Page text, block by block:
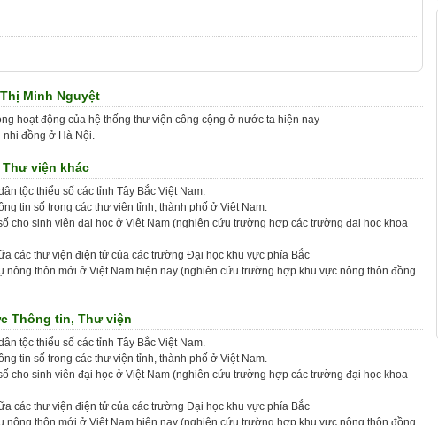
Minh Nguyệt
hoạt động của hệ thống thư viện công cộng ở nước ta hiện nay
nhi đồng ở Hà Nội.
viện khác
tộc thiểu số các tỉnh Tây Bắc Việt Nam.
tin số trong các thư viện tỉnh, thành phố ở Việt Nam.
cho sinh viên đại học ở Việt Nam (nghiên cứu trường hợp các trường đại học khoa
các thư viện điện tử của các trường Đại học khu vực phía Bắc
nông thôn mới ở Việt Nam hiện nay (nghiên cứu trường hợp khu vực nông thôn đồng
Thông tin, Thư viện
tộc thiểu số các tỉnh Tây Bắc Việt Nam.
tin số trong các thư viện tỉnh, thành phố ở Việt Nam.
cho sinh viên đại học ở Việt Nam (nghiên cứu trường hợp các trường đại học khoa
các thư viện điện tử của các trường Đại học khu vực phía Bắc